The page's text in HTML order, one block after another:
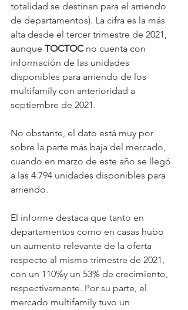
totalidad se destinan para el arriendo
de departamentos). La cifra es la más
alta desde el tercer trimestre de 2021,
aunque TOCTOC no cuenta con
información de las unidades
disponibles para arriendo de los
multifamily con anterioridad a
septiembre de 2021.
No obstante, el dato está muy por
sobre la parte más baja del mercado,
cuando en marzo de este año se llegó
a las 4.794 unidades disponibles para
arriendo.
El informe destaca que tanto en
departamentos como en casas hubo
un aumento relevante de la oferta
respecto al mismo trimestre de 2021,
con un 110%y un 53% de crecimiento,
respectivamente. Por su parte, el
mercado multifamily tuvo un